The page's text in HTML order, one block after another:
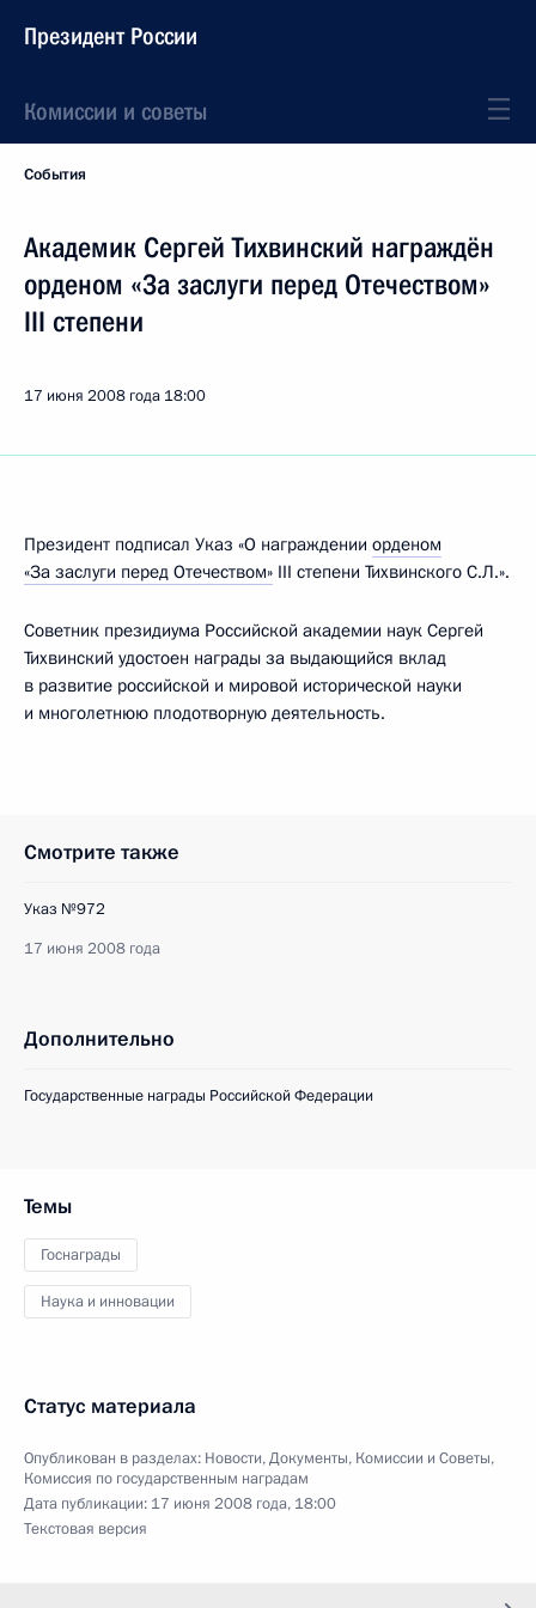
Президент России
Комиссии и советы
События
Академик Сергей Тихвинский награждён
орденом «За заслуги перед Отечеством»
III степени
17 июня 2008 года 18:00
Президент подписал Указ «О награждении орденом
«За заслуги перед Отечеством» III степени Тихвинского С.Л.».
Советник президиума Российской академии наук Сергей
Тихвинский удостоен награды за выдающийся вклад
в развитие российской и мировой исторической науки
и многолетнюю плодотворную деятельность.
Смотрите также
Указ №972
17 июня 2008 года
Дополнительно
Государственные награды Российской Федерации
Темы
Госнаграды
Наука и инновации
Статус материала
Опубликован в разделах: Новости,Документы, Комиссии и Советы,
Комиссия по государственным наградам
Дата публикации: 17 июня 2008 года, 18:00
Текстовая версия